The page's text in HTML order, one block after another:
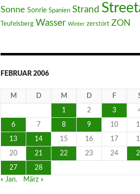
Sonne Sonrie Spanien Strand
Teufelsberg Wasser Winter zerstört ZON
FEBRUAR 2006
M D M D F
1 2 3
6 7 8 9 10
13 14 15 16 17
20 21 22 23 24
27
28
« Jan.
März »